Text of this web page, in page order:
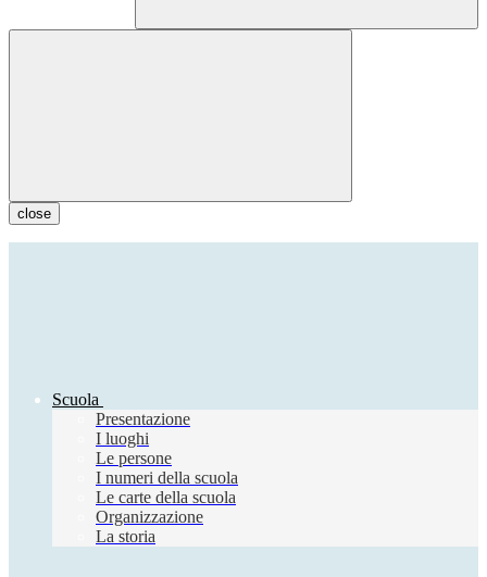
close
Scuola
Presentazione
I luoghi
Le persone
I numeri della scuola
Le carte della scuola
Organizzazione
La storia